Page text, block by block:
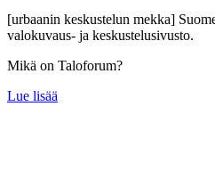
[urbaanin keskustelun mekka]
valokuvaus- ja keskustelusivusto.
Mikä on Taloforum?
Lue lisää